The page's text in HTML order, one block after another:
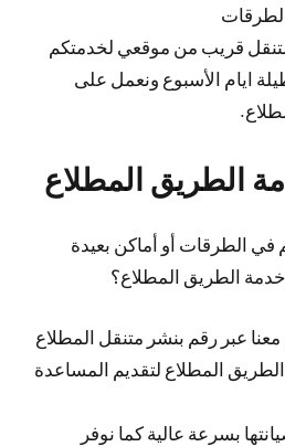
قريب من موقعي لخدمتكم
ساعة وطيلة ايام الأسبوع ونعمل على
الطريق المطلاع
الطرقات أو أماكن بعيدة
الطريق المطلاع؟
معنا عبر رقم بنشر متنقل المطلاع
المطلاع لتقديم المساعدة
بسرعة عالية كما نوفر